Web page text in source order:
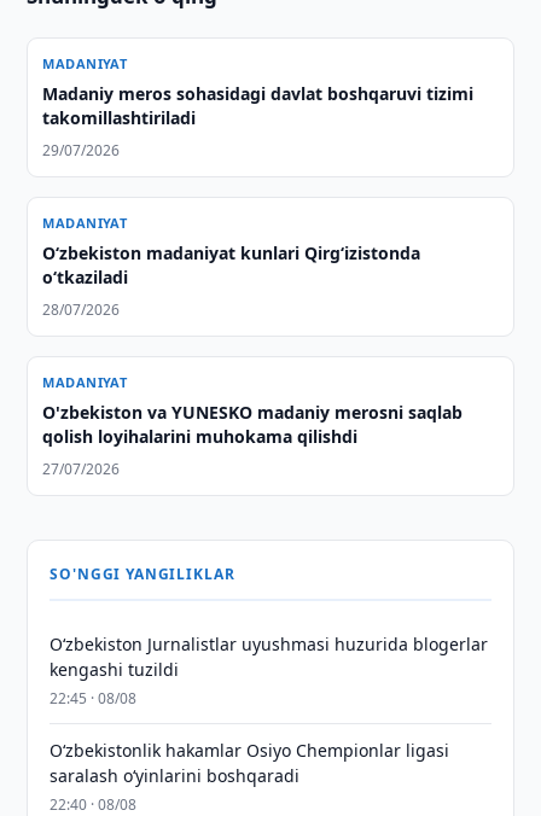
MADANIYAT
Madaniy meros sohasidagi davlat boshqaruvi tizimi
takomillashtiriladi
29/07/2026
MADANIYAT
O‘zbekiston madaniyat kunlari Qirg‘izistonda
o‘tkaziladi
28/07/2026
MADANIYAT
O'zbekiston va YUNESKO madaniy merosni saqlab
qolish loyihalarini muhokama qilishdi
27/07/2026
SO'NGGI YANGILIKLAR
O‘zbekiston Jurnalistlar uyushmasi huzurida blogerlar
kengashi tuzildi
22:45 · 08/08
O‘zbekistonlik hakamlar Osiyo Chempionlar ligasi
saralash o‘yinlarini boshqaradi
22:40 · 08/08